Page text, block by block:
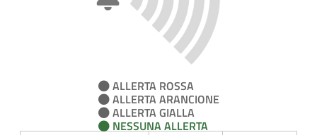
ALLERTA ROSSA
ALLERTA ARANCIONE
ALLERTA GIALLA
NESSUNA ALLERTA